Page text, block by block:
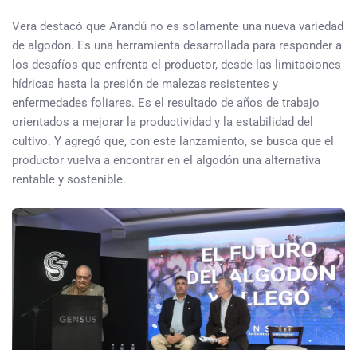
Vera destacó que Arandú no es solamente una nueva variedad
de algodón. Es una herramienta desarrollada para responder a
los desafíos que enfrenta el productor, desde las limitaciones
hídricas hasta la presión de malezas resistentes y
enfermedades foliares. Es el resultado de años de trabajo
orientados a mejorar la productividad y la estabilidad del
cultivo. Y agregó que, con este lanzamiento, se busca que el
productor vuelva a encontrar en el algodón una alternativa
rentable y sostenible.